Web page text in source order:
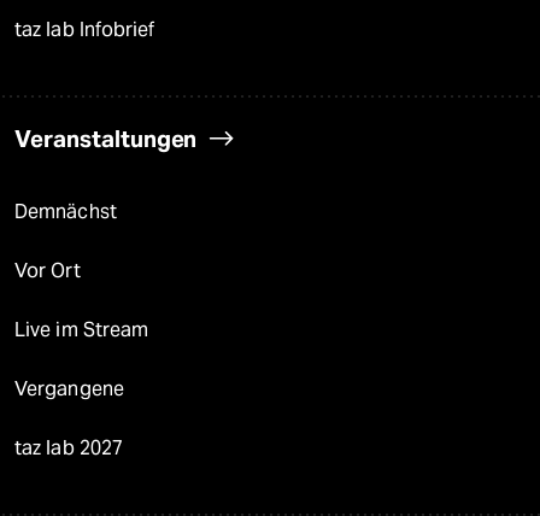
taz lab Infobrief
Veranstaltungen
Demnächst
Vor Ort
Live im Stream
Vergangene
taz lab 2027